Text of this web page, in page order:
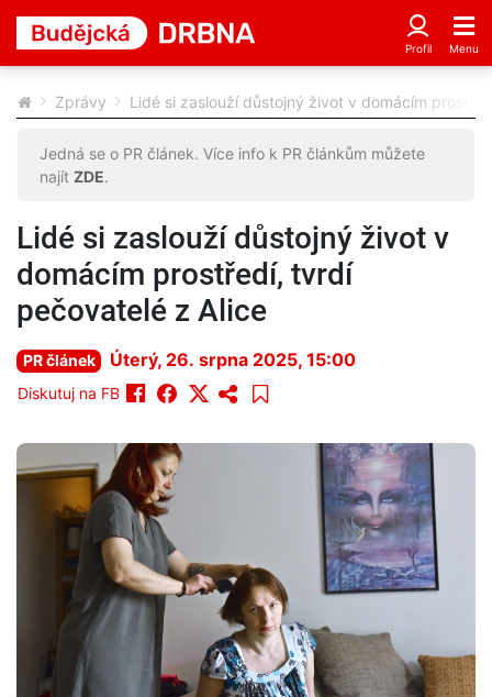
Zprávy Lidé si zaslouží důstojný život v domácím
Jedná se o PR článek. Více info k PR článkům můžete
najít ZDE.
Lidé si zaslouží důstojný život v
domácím prostředí, tvrdí
pečovatelé z Alice
PR článek Úterý, 26. srpna 2025, 15:00
Diskutuj na FB